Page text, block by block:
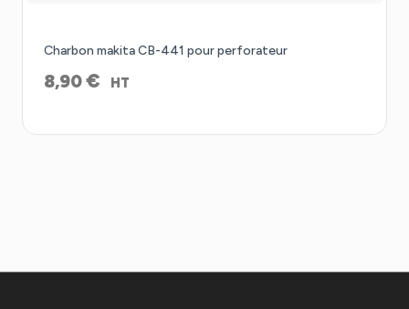
Charbon makita CB-441 pour perforateur
8,90€ HT